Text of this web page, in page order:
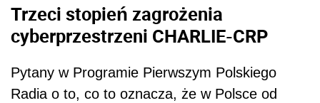
Trzeci stopień zagrożenia
cyberprzestrzeni CHARLIE-CRP
Pytany w Programie Pierwszym Polskiego
Radia o to, co to oznacza, że w Polsce od